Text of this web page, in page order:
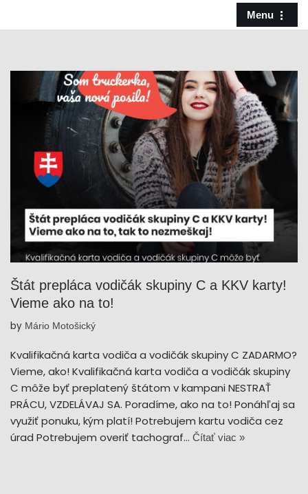
obsah
Menu
Štát prepláca vodičák skupiny C a KKV karty!
Vieme ako na to!
by Mário Motošický
Kvalifikačná karta vodiča a vodičák skupiny C ZADARMO?
Vieme, ako! Kvalifikačná karta vodiča a vodičák skupiny
C môže byť preplatený štátom v kampani NESTRAŤ
PRÁCU, VZDELÁVAJ SA. Poradíme, ako na to! Ponáhľaj sa
využiť ponuku, kým platí! Potrebujem kartu vodiča cez
úrad Potrebujem overiť tachograf… Čítať viac »